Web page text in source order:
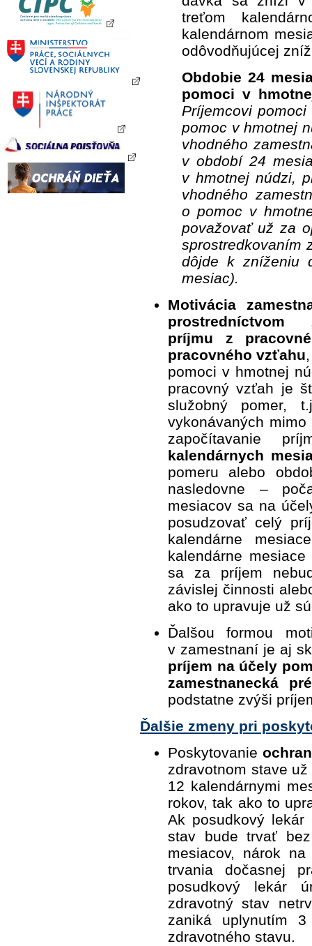
treťom
kalendárnom
odôvodňujúcej
Obdobie 24
pomoci v
Príjemcovi
pomoc v hmotnej
vhodného
v období 24
v hmotnej núdzi,
vhodného
o pomoc v
považovať už za
sprostredkovaním
dôjde k zníženiu
mesiac).
Motivácia
prostredníctvom
príjmu z
pracovného vzťahu
pomoci v hmotnej
pracovný vzťah je
služobný pomer,
vykonávaných
započítavanie
kalendárnych
pomeru alebo
nasledovne – p
mesiacov sa na
posudzovať celý
kalendárne
kalendárne
sa za príjem
závislej činnosti
ako to upravuje už
Ďalšou formou
v zamestnaní je aj
príjem na účely
zamestnanecká
podstatne zvýši
Ďalšie zmeny pri
Poskytovanie
zdravotnom stave
12 kalendárnymi
rokov, tak ako to
Ak posudkový lekár
stav bude trvať
mesiacov, nárok
trvania dočasnej
posudkový lekár
zdravotný stav
zaniká uplynutím 3
zdravotného stavu.